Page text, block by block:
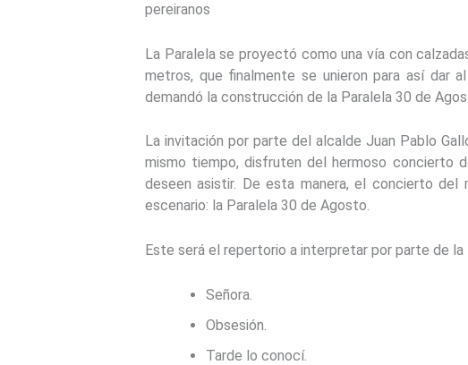
pereiranos
La Paralela se proyectó como una vía con
metros, que finalmente se unieron para así dar
demandó la construcción de la Paralela 30 de
La invitación por parte del alcalde Juan Pablo
mismo tiempo, disfruten del hermoso concierto
deseen asistir. De esta manera, el concierto
escenario: la Paralela 30 de Agosto.
Este será el repertorio a interpretar por parte de la
Señora.
Obsesión.
Tarde lo conocí.